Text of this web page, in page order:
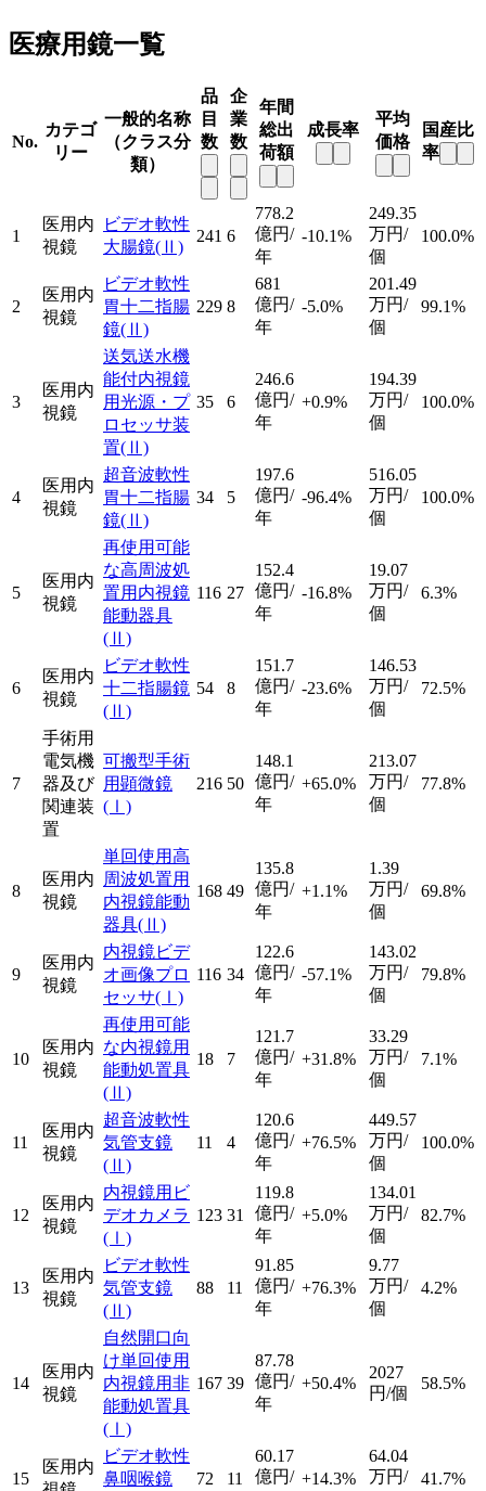
医療用鏡一覧
No.
カテゴ
リー
一般的名称
（クラス分
類）
品
目
数
企
業
数
年間
総出
荷額
成長率
平均
価格
国産比
率
1
医用内
視鏡
ビデオ軟性
大腸鏡(Ⅱ)
241 6
778.2
億円/
年
-10.1%
249.35
万円/
個
100.0%
2
医用内
視鏡
ビデオ軟性
胃十二指腸
鏡(Ⅱ)
229 8
681
億円/
年
-5.0%
201.49
万円/
個
99.1%
3
医用内
視鏡
送気送水機
能付内視鏡
用光源・プ
ロセッサ装
置(Ⅱ)
35 6
246.6
億円/
年
+0.9%
194.39
万円/
個
100.0%
4
医用内
視鏡
超音波軟性
胃十二指腸
鏡(Ⅱ)
34 5
197.6
億円/
年
-96.4%
516.05
万円/
個
100.0%
5
医用内
視鏡
再使用可能
な高周波処
置用内視鏡
能動器具
(Ⅱ)
116 27
152.4
億円/
年
-16.8%
19.07
万円/
個
6.3%
6
医用内
視鏡
ビデオ軟性
十二指腸鏡
(Ⅱ)
54 8
151.7
億円/
年
-23.6%
146.53
万円/
個
72.5%
7
手術用
電気機
器及び
関連装
置
可搬型手術
用顕微鏡
(Ⅰ)
216 50
148.1
億円/
年
+65.0%
213.07
万円/
個
77.8%
8
医用内
視鏡
単回使用高
周波処置用
内視鏡能動
器具(Ⅱ)
168 49
135.8
億円/
年
+1.1%
1.39
万円/
個
69.8%
9
医用内
視鏡
内視鏡ビデ
オ画像プロ
セッサ(Ⅰ)
116 34
122.6
億円/
年
-57.1%
143.02
万円/
個
79.8%
10
医用内
視鏡
再使用可能
な内視鏡用
能動処置具
(Ⅱ)
18 7
121.7
億円/
年
+31.8%
33.29
万円/
個
7.1%
11
医用内
視鏡
超音波軟性
気管支鏡
(Ⅱ)
11 4
120.6
億円/
年
+76.5%
449.57
万円/
個
100.0%
12
医用内
視鏡
内視鏡用ビ
デオカメラ
(Ⅰ)
123 31
119.8
億円/
年
+5.0%
134.01
万円/
個
82.7%
13
医用内
視鏡
ビデオ軟性
気管支鏡
(Ⅱ)
88 11
91.85
億円/
年
+76.3%
9.77
万円/
個
4.2%
14
医用内
視鏡
自然開口向
け単回使用
内視鏡用非
能動処置具
(Ⅰ)
167 39
87.78
億円/
年
+50.4%
2027
円/個
58.5%
15
医用内
ビデオ軟性
鼻咽喉鏡
72 11
60.17
億円/ +14.3%
64.04
万円/
41.7%